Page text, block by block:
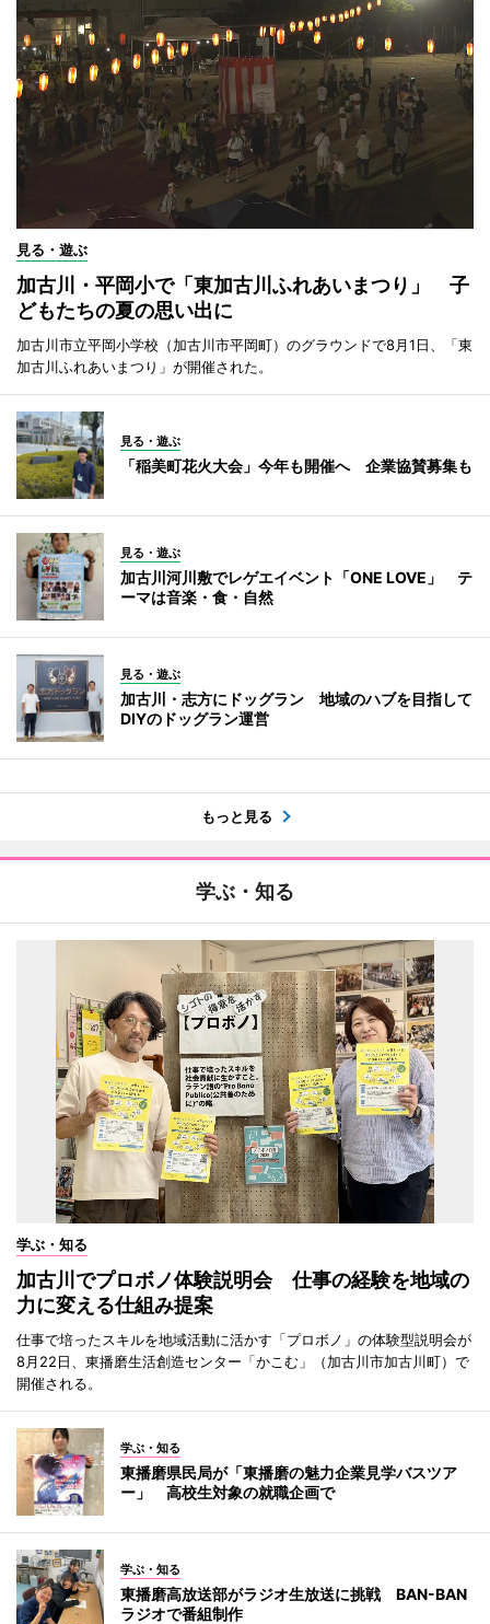
見る・遊ぶ
加古川・平岡小で「東加古川ふれあいまつり」 子
どもたちの夏の思い出に
加古川市立平岡小学校（加古川市平岡町）のグラウンドで8月1日、「東
加古川ふれあいまつり」が開催された。
見る・遊ぶ
「稲美町花火大会」今年も開催へ 企業協賛募集も
見る・遊ぶ
加古川河川敷でレゲエイベント「ONE LOVE」 テ
ーマは音楽・食・自然
見る・遊ぶ
加古川・志方にドッグラン 地域のハブを目指して
DIYのドッグラン運営
もっと見る
学ぶ・知る
学ぶ・知る
加古川でプロボノ体験説明会 仕事の経験を地域の
力に変える仕組み提案
仕事で培ったスキルを地域活動に活かす「プロボノ」の体験型説明会が
8月22日、東播磨生活創造センター「かこむ」（加古川市加古川町）で
開催される。
学ぶ・知る
東播磨県民局が「東播磨の魅力企業見学バスツア
ー」 高校生対象の就職企画で
学ぶ・知る
東播磨高放送部がラジオ生放送に挑戦 BAN-BAN
ラジオで番組制作